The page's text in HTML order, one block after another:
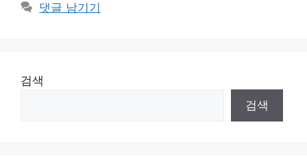
댓글 남기기
검색
검색